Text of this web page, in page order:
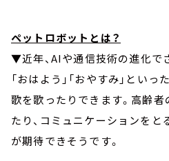
ペットロボットとは？
▼近年、AIや通信技術の進化で
「おはよう」「おやすみ」といっ
歌を歌ったりできます。高齢
たり、コミュニケーションを
が期待できそうです。